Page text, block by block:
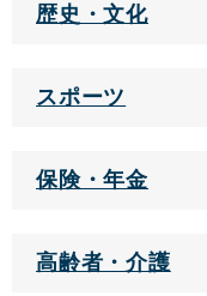
歴史・文化
スポーツ
保険・年金
高齢者・介護